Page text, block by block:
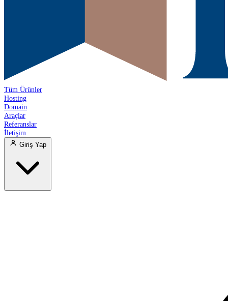
Tüm Ürünler
Hosting
Domain
Araçlar
Referanslar
İletişim
Giriş Yap